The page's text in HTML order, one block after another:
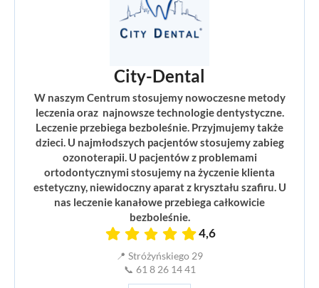
City-Dental
W naszym Centrum stosujemy nowoczesne metody
leczenia oraz najnowsze technologie dentystyczne.
Leczenie przebiega bezboleśnie. Przyjmujemy także
dzieci. U najmłodszych pacjentów stosujemy zabieg
ozonoterapii. U pacjentów z problemami
ortodontycznymi stosujemy na życzenie klienta
estetyczny, niewidoczny aparat z kryształu szafiru. U
nas leczenie kanałowe przebiega całkowicie
bezboleśnie.
4,6
📍 Stróżyńskiego 29
📞 61 8 26 14 41